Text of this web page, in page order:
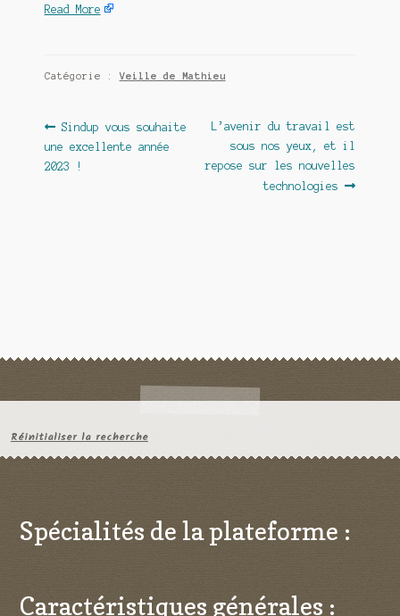
Read More
Catégorie :Veille de Mathieu
Navigation
de
Article
précédent :
Sindup vous souhaite
une excellente année
2023 !
Article
suivant :
L’avenir du travail est
sous nos yeux, et il
repose sur les nouvelles
technologies
Réinitialiser la recherche
Spécialités de la plateforme :
Caractéristiques générales :